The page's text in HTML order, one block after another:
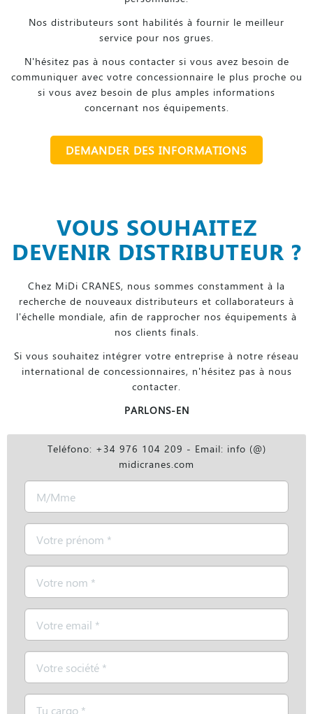
Nos distributeurs sont habilités à fournir le meilleur
service pour nos grues.
N'hésitez pas à nous contacter si vous avez besoin de
communiquer avec votre concessionnaire le plus proche ou
si vous avez besoin de plus amples informations
concernant nos équipements.
DEMANDER DES INFORMATIONS
VOUS SOUHAITEZ
DEVENIR DISTRIBUTEUR ?
Chez MiDi CRANES, nous sommes constamment à la
recherche de nouveaux distributeurs et collaborateurs à
l'échelle mondiale, afin de rapprocher nos équipements à
nos clients finals.
Si vous souhaitez intégrer votre entreprise à notre réseau
international de concessionnaires, n'hésitez pas à nous
contacter.
PARLONS-EN
Teléfono: +34 976 104 209 - Email: info (@)
midicranes.com
M/Mme
Prénom
Nom
Email
Société
Cargo